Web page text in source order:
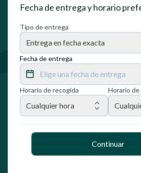
Fecha de entrega y horario
Tipo de entrega
Entrega en fecha exacta
Fecha de entrega
Elige una fecha de entrega
Horario de recogida
Cualquier hora
Horario
Continuar